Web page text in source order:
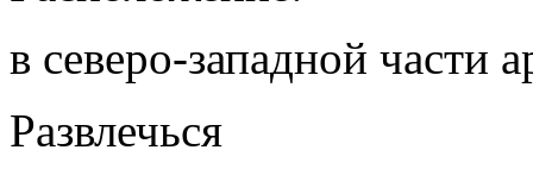
в северо-западной части
Развлечься